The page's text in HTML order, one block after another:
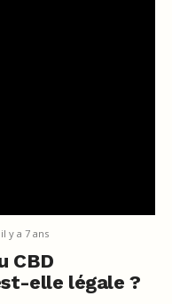
il y a 7 ans
CBD
elle légale ?